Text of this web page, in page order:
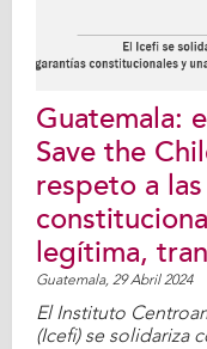
Guatemala:
Save the
respeto a
legítima,
Guatemala, 29 Abril 2024
El Instituto
(Icefi) se solidariza